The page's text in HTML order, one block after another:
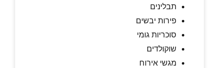
תבלינים
פירות יבשים
סוכריות גומי
שוקולדים
מגשי אירוח